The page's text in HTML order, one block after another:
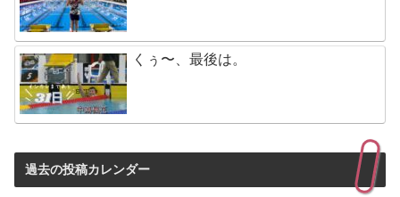
くぅ〜、最後は。
過去の投稿カレンダー